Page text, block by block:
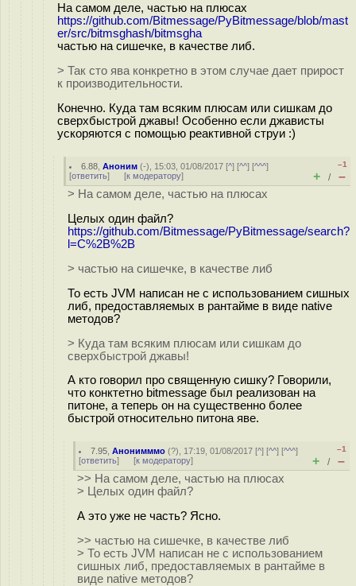
На самом деле, частью на плюсах
https://github.com/Bitmessage/PyBitmessage/blob/mast
er/src/bitmsghash/bitmsgha
частью на сишечке, в качестве либ.
> Так сто ява конкретно в этом случае дает прирост
к производительности.
Конечно. Куда там всяким плюсам или сишкам до
сверхбыстрой джавы! Особенно если джависты
ускоряются с помощью реактивной струи :)
6.88 ,Аноним (-), 15:03, 01/08/2017 [^] [^^] [^^^]
[ответить] [к модератору]
–1
+ / –
> На самом деле, частью на плюсах
Целых один файл?
https://github.com/Bitmessage/PyBitmessage/search?
l=C%2B%2B
> частью на сишечке, в качестве либ
То есть JVM написан не с использованием сишных
либ, предоставляемых в рантайме в виде native
методов?
> Куда там всяким плюсам или сишкам до
сверхбыстрой джавы!
А кто говорил про священную сишку? Говорили,
что конктетно bitmessage был реализован на
питоне, а теперь он на существенно более
быстрой относительно питона яве.
7.95 ,Анонимммо (?), 17:19, 01/08/2017 [^] [^^] [^^^]
[ответить] [к модератору]
–1
+ / –
>> На самом деле, частью на плюсах
> Целых один файл?
А это уже не часть? Ясно.
>> частью на сишечке, в качестве либ
> То есть JVM написан не с использованием
сишных либ, предоставляемых в рантайме в
виде native методов?